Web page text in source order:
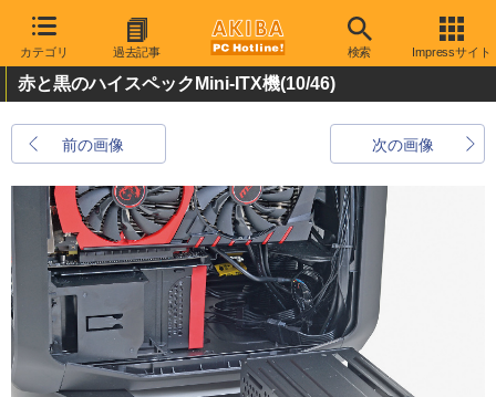
カテゴリ 過去記事 検索 Impressサイト
赤と黒のハイスペックMini-ITX機(10/46)
前の画像 次の画像